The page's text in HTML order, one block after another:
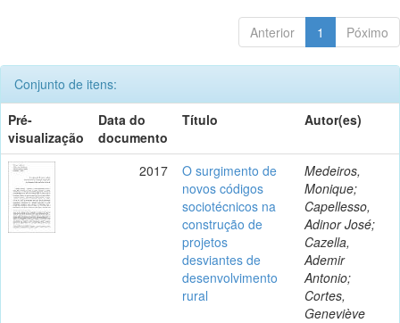
Anterior 1 Póximo
Conjunto de itens:
Pré-
visualização
Data do
documento
Título Autor(es)
2017
O surgimento de
novos códigos
sociotécnicos na
construção de
projetos
desviantes de
desenvolvimento
rural
Medeiros,
Monique;
Capellesso,
Adinor José;
Cazella,
Ademir
Antonio;
Cortes,
Geneviève